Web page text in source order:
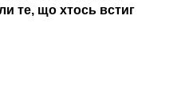
те, що хтось встиг